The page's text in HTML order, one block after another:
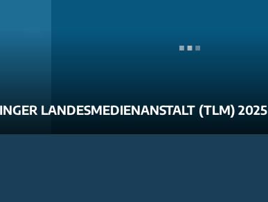
LANDESMEDIENANSTALT (TLM) 2025